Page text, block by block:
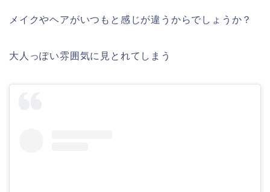
メイクやヘアがいつもと感じが違うからでしょうか？
大人っぽい雰囲気に見とれてしまう